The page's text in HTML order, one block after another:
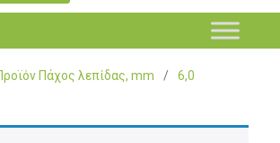
Πάχος λεπίδας, mm / 6,0